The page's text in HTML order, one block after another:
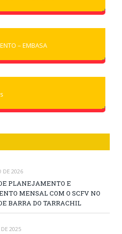
– EMBASA
DE 2026
PLANEJAMENTO E
MENSAL COM O SCFV NO
BARRA DO TARRACHIL
DE 2025